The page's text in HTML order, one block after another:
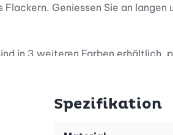
Geniessen Sie an
in 3 weiteren Farben erhältlich,
Spezifikation